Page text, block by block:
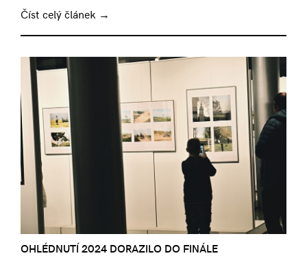
Číst celý článek →
OHLÉDNUTÍ 2024 DORAZILO DO FINÁLE